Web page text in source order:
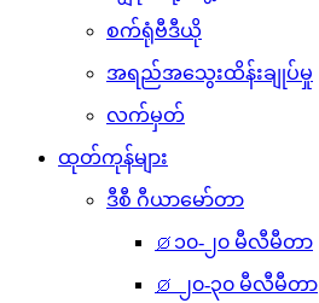
စက်ရုံဗီဒီယို
အရည်အသွေးထိန်းချုပ်မှု
လက်မှတ်
ထုတ်ကုန်များ
ဒီစီ ဂီယာမော်တာ
⌀၁၀-၂၀ မီလီမီတာ
⌀ ၂၀-၃၀ မီလီမီတာ